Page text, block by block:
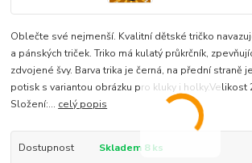
Oblečte své nejmenší. Kvalitní dětské tričko
a pánských triček. Triko má kulatý průkrčník,
zdvojené švy. Barva trika je černá, na přední straně
potisk s variantou obrázku pro kluky i holky.Velikost
Složení:... celý popis
Dostupnost
Skladem 8 ks